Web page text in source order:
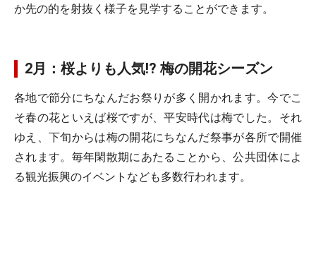
か先の的を射抜く様子を見学することができます。
2月：桜よりも人気!? 梅の開花シーズン
各地で節分にちなんだお祭りが多く開かれます。今でこ
そ春の花といえば桜ですが、平安時代は梅でした。それ
ゆえ、下旬からは梅の開花にちなんだ祭事が各所で開催
されます。毎年閑散期にあたることから、公共団体によ
る観光振興のイベントなども多数行われます。